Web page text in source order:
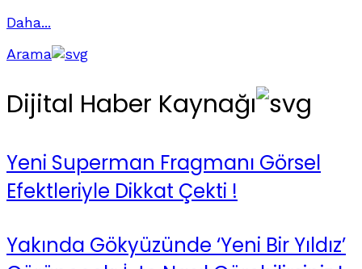
Daha...
Arama
Dijital Haber Kaynağı
Yeni Superman Fragmanı Görsel
Efektleriyle Dikkat Çekti !
Yakında Gökyüzünde ‘Yeni Bir Yıldız’